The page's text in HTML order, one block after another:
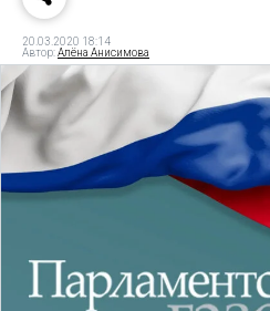
20.03.2020 18:14
Автор:Алёна Анисимова